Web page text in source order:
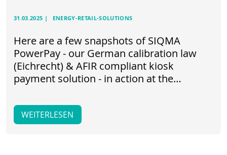
31.03.2025 | ENERGY-RETAIL-SOLUTIONS
Here are a few snapshots of SIQMA
PowerPay - our German calibration law
(Eichrecht) & AFIR compliant kiosk
payment solution - in action at the…
WEITERLESEN